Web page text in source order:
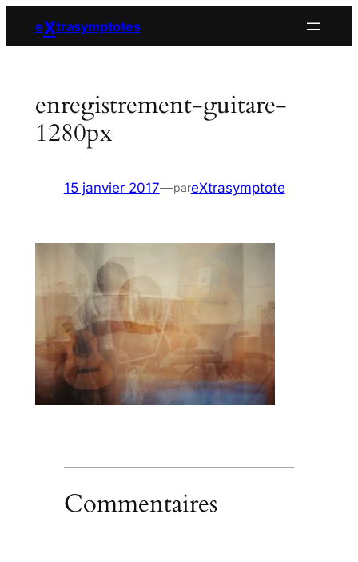
eXtrasymptotes
enregistrement-guitare-
1280px
15 janvier 2017—pareXtrasymptote
Commentaires